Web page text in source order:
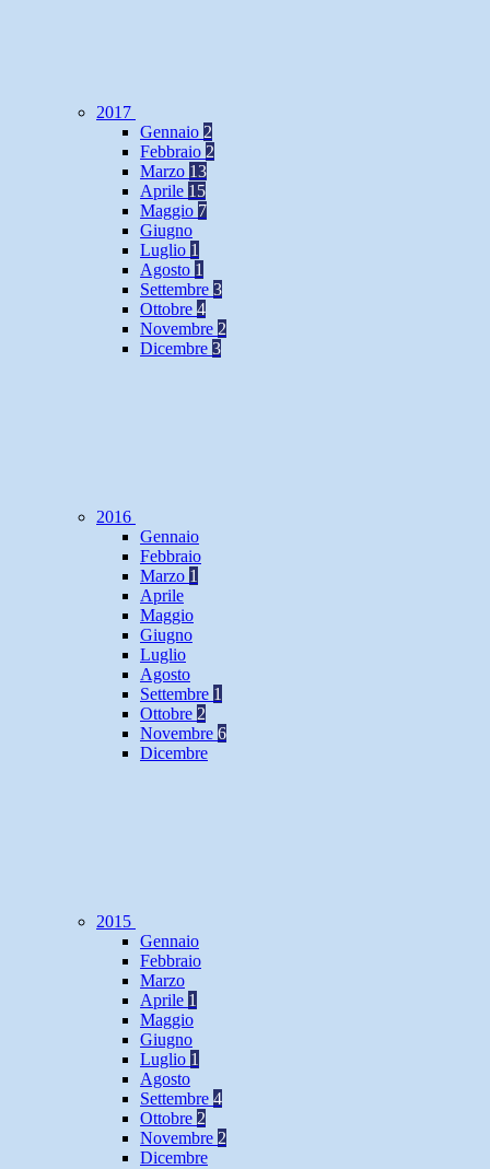
2017
Gennaio 2
Febbraio 2
Marzo 13
Aprile 15
Maggio 7
Giugno
Luglio 1
Agosto 1
Settembre 3
Ottobre 4
Novembre 2
Dicembre 3
2016
Gennaio
Febbraio
Marzo 1
Aprile
Maggio
Giugno
Luglio
Agosto
Settembre 1
Ottobre 2
Novembre 6
Dicembre
2015
Gennaio
Febbraio
Marzo
Aprile 1
Maggio
Giugno
Luglio 1
Agosto
Settembre 4
Ottobre 2
Novembre 2
Dicembre